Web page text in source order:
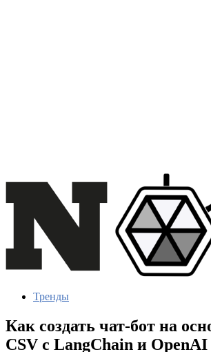
Тренды
Как создать чат-бот на
CSV с LangChain и OpenAI